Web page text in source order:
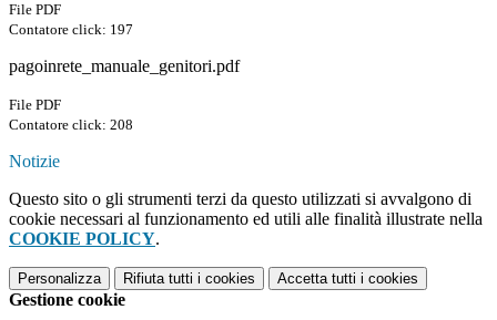
File PDF
Contatore click: 197
pagoinrete_manuale_genitori.pdf
File PDF
Contatore click: 208
Notizie
Questo sito o gli strumenti terzi da questo utilizzati si avvalgono di
cookie necessari al funzionamento ed utili alle finalità illustrate nella
COOKIE POLICY.
Personalizza Rifiuta tutti i cookies Accetta tutti i cookies
Gestione cookie